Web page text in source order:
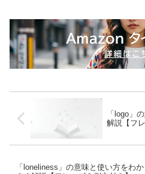
「logo」
解説【フ
「loneliness」の意味と使い方をわ